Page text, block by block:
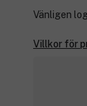
Vänligen
Villkor för